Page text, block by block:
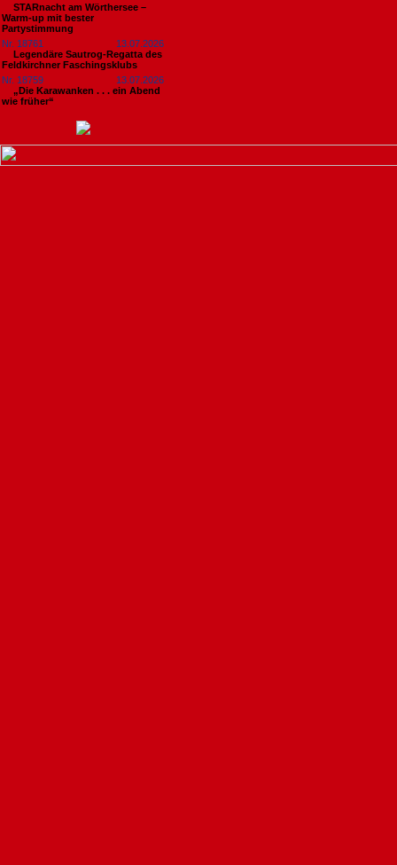
STARnacht am Wörthersee –
Warm-up mit bester
Partystimmung
Nr. 18761
13.07.2026
Legendäre Sautrog-Regatta des
Feldkirchner Faschingsklubs
Nr. 18759
13.07.2026
„Die Karawanken . . . ein Abend
wie früher“